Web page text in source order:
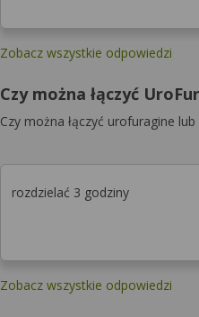
Zobacz wszystkie odpowiedzi
Czy można łączyć
Czy można łączyć urofuragine
rozdzielać 3 godziny
Zobacz wszystkie odpowiedzi